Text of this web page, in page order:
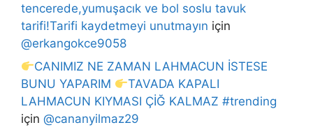
tencerede,yumuşacık ve bol soslu tavuk
tarifi!Tarifi kaydetmeyi unutmayın için
@erkangokce9058
CANIMIZ NE ZAMAN LAHMACUN İSTESE
BUNU YAPARIM
TAVADA KAPALI
LAHMACUN KIYMASI ÇİĞ KALMAZ #trending
için @cananyilmaz29